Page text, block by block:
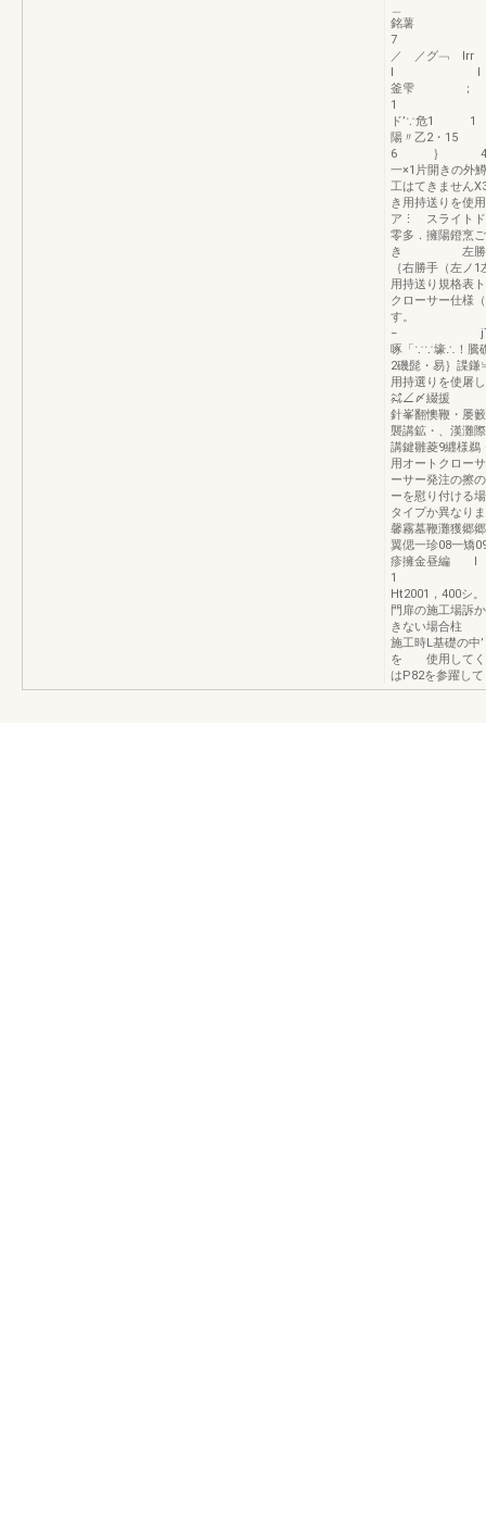
銘薯 唯
7 ド／
／ ／グ﹁
釜
1 1レ鐙陽
ド’∵危
陽〃
6 ｝
一×1片開きの外
工はてきません
き用持送りを使
ア⋮ スライトド
零多．擁陽鐙
き 左勝手 1
｛右勝手（左
用持送り規格表
クローサー仕様
− jTt「1｝τ7
啄「∵∵壕∴！騰
2磯髭・易｝諜
用持選りを使屠
㌶∠〆綴援 多
針峯翻懊鞭・屡
襲講鉱・、漢灘
講鍵雛菱9纒様鵜
用オートクロー
ーサー発注の擦
ーを慰り付ける
タイプか異なり
馨霧墓鞭灘獲郷
翼偲一珍08
疹擁金昼編 l
1 一…一
Ht2001，400シ
門扉の施工場訴
きない場合柱
施工時L基礎の中
を 使用してく
はP82を参躍し